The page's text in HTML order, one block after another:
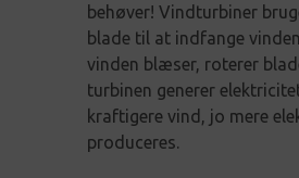
behøver! Vindturbiner
blade til at indfange
vinden blæser, roterer
turbinen generer
kraftigere vind, jo mere
produceres.